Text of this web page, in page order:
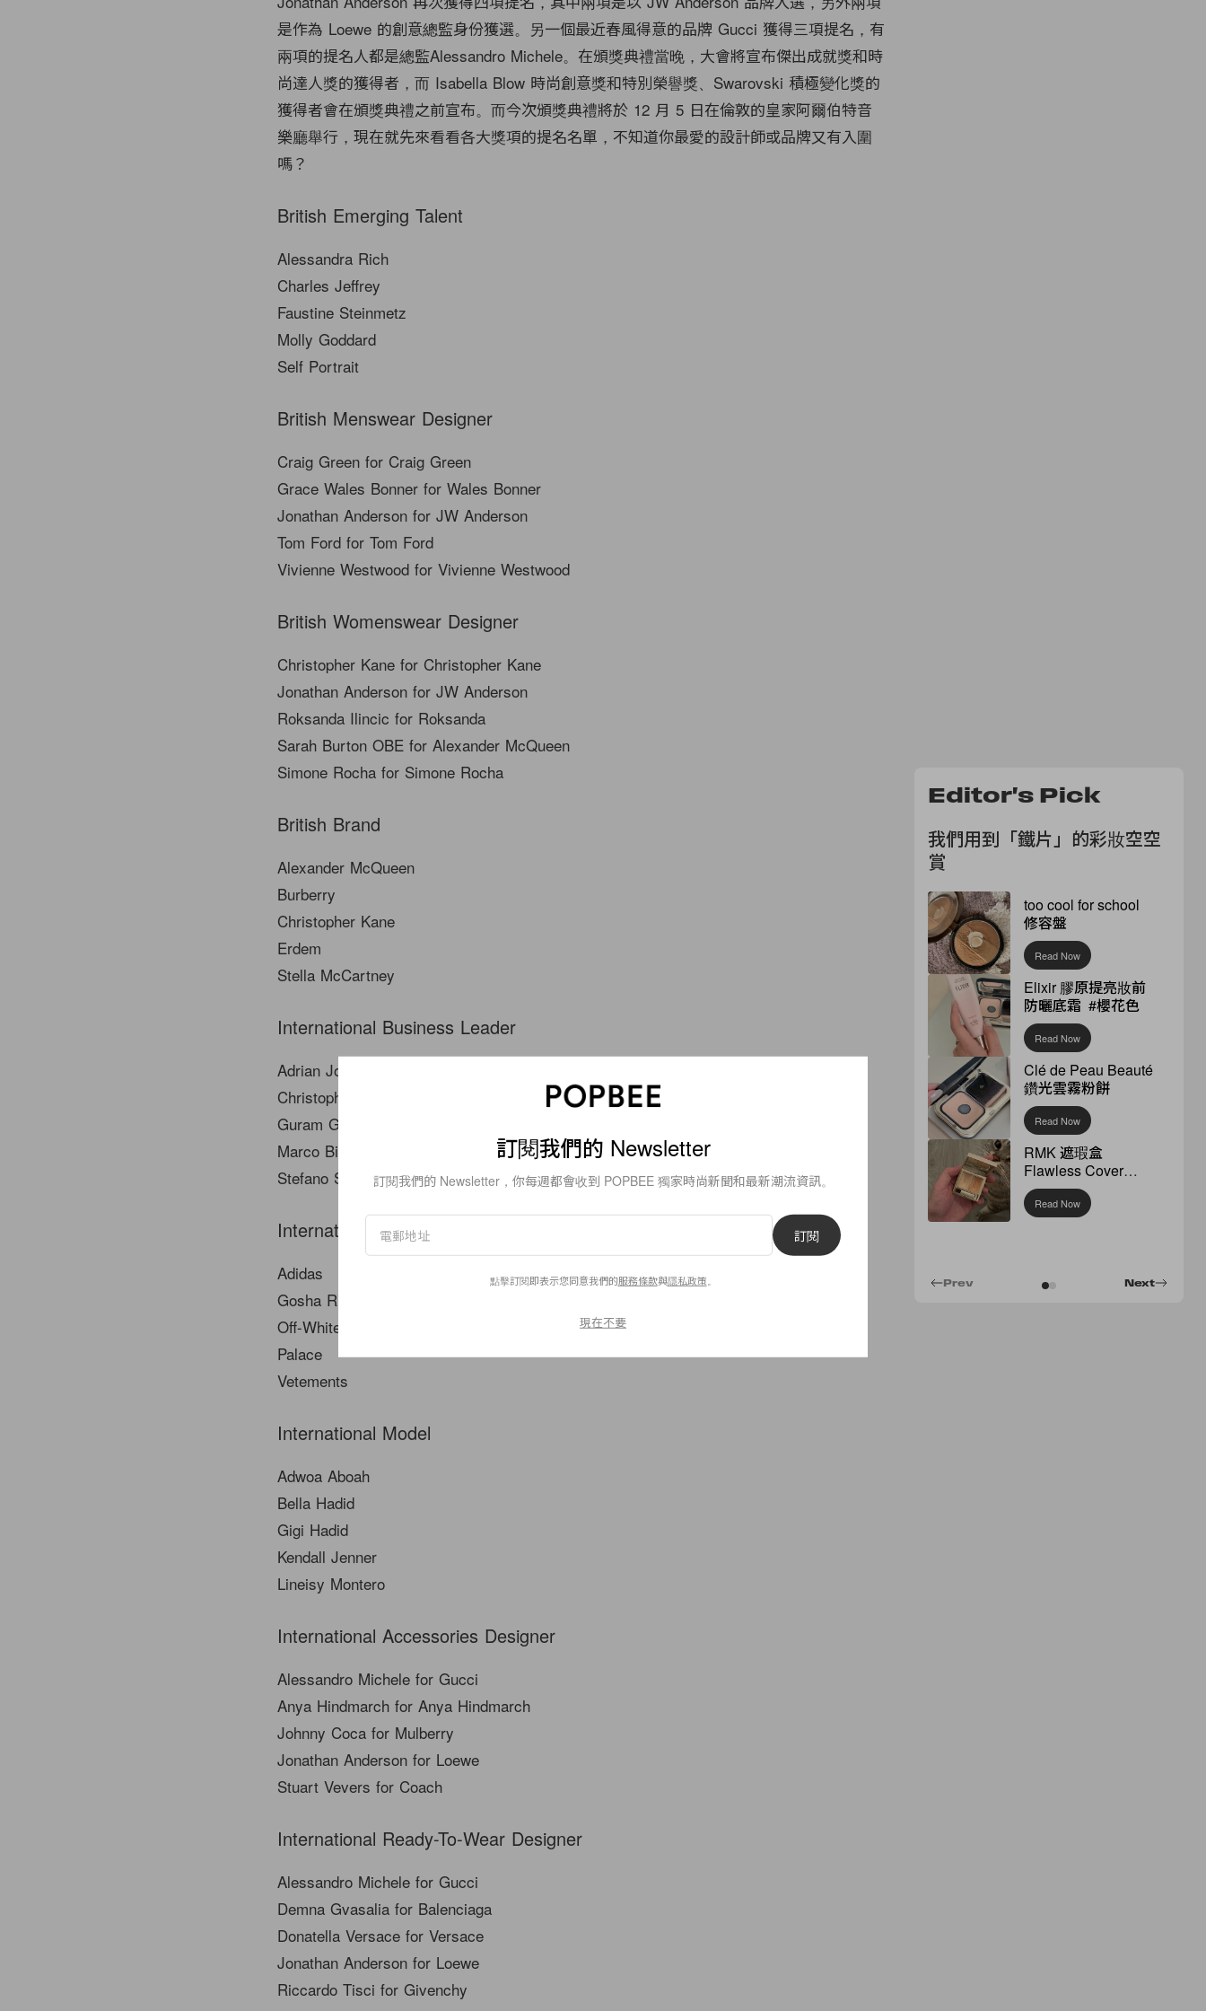
是作為 Loewe 的創意總監身份獲選。另一個最近春風得意的品牌 Gucci 獲得三項提名，有
兩項的提名人都是總監Alessandro Michele。在頒獎典禮當晚，大會將宣布傑出成就獎和時
尚達人獎的獲得者，而 Isabella Blow 時尚創意獎和特別榮譽獎、Swarovski 積極變化獎的
獲得者會在頒獎典禮之前宣布。而今次頒獎典禮將於 12 月 5 日在倫敦的皇家阿爾伯特音
樂廳舉行，現在就先來看看各大獎項的提名名單，不知道你最愛的設計師或品牌又有入圍
嗎？
British Emerging Talent
Alessandra Rich
Charles Jeffrey
Faustine Steinmetz
Molly Goddard
Self Portrait
British Menswear Designer
Craig Green for Craig Green
Grace Wales Bonner for Wales Bonner
Jonathan Anderson for JW Anderson
Tom Ford for Tom Ford
Vivienne Westwood for Vivienne Westwood
British Womenswear Designer
Christopher Kane for Christopher Kane
Jonathan Anderson for JW Anderson
Roksanda Ilincic for Roksanda
Sarah Burton OBE for Alexander McQueen
Simone Rocha for Simone Rocha
British Brand
Alexander McQueen
Burberry
Christopher Kane
Erdem
Stella McCartney
International Business Leader
Adrian Joffe for Comme des Garçons & Dover Street Market
Christopher Bailey for Burberry
Guram Gvasalia for Vetements
Marco Bizzarri for Gucci
Stefano Sassi for Valentino
International Urban Luxury Brand
Adidas
Gosha Rubchinskiy
Off-White
Palace
Vetements
International Model
Adwoa Aboah
Bella Hadid
Gigi Hadid
Kendall Jenner
Lineisy Montero
International Accessories Designer
Alessandro Michele for Gucci
Anya Hindmarch for Anya Hindmarch
Johnny Coca for Mulberry
Jonathan Anderson for Loewe
Stuart Vevers for Coach
International Ready-To-Wear Designer
Alessandro Michele for Gucci
Demna Gvasalia for Balenciaga
Donatella Versace for Versace
Jonathan Anderson for Loewe
Riccardo Tisci for Givenchy
Editor's Pick
我們用到「鐵片」的彩妝空空
賞
too cool for school
修容盤
Read Now
Elixir 膠原提亮妝前
防曬底霜 #櫻花色
Read Now
Clé de Peau Beauté
鑽光雲霧粉餅
Read Now
RMK 遮瑕盒
Flawless Cover
Concealer
Read Now
Next
Prev
訂閱我們的 Newsletter
訂閱我們的 Newsletter，你每週都會收到 POPBEE 獨家時尚新聞和最新潮流資訊。
訂閱
點擊訂閱即表示您同意我們的服務條款與隱私政策
現在不要